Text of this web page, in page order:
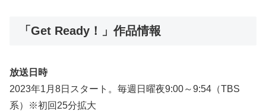
「Get Ready！」作品情報
放送日時
2023年1月8日スタート。毎週日曜夜9:00～9:54（TBS
系）※初回25分拡大